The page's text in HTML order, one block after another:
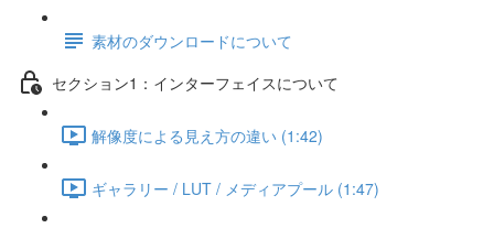
素材のダウンロードについて
セクション1：インターフェイスについて
解像度による見え方の違い (1:42)
ギャラリー / LUT / メディアプール (1:47)